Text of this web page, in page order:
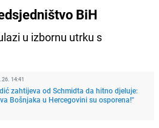
BiH
u izbornu utrku s
14:41
zahtijeva od Schmidta da hitno djeluje:
Bošnjaka u Hercegovini su osporena!"